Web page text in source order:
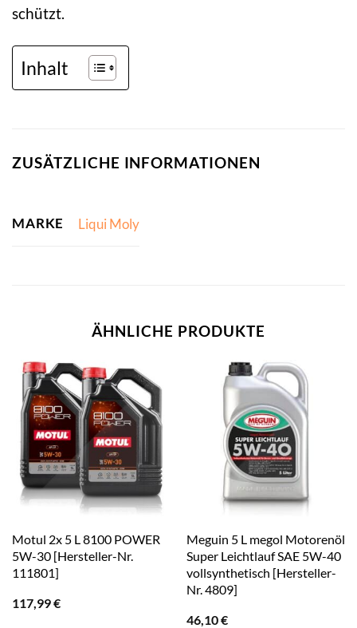
schützt.
Inhalt
ZUSÄTZLICHE INFORMATIONEN
MARKE Liqui Moly
ÄHNLICHE PRODUKTE
Motul 2x 5 L 8100 POWER
5W-30 [Hersteller-Nr.
111801]
117,99€
Meguin 5 L megol Motorenöl
Super Leichtlauf SAE 5W-40
vollsynthetisch [Hersteller-
Nr. 4809]
46,10€